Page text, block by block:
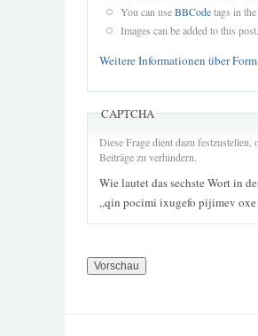
You can useBBCodetags in
Images can be added to this post.
Weitere Informationen über
CAPTCHA
Diese Frage dient dazu
Beiträge zu verhindern.
Wie lautet das sechste Wort in
„qin pocimi ixugefo pijimev